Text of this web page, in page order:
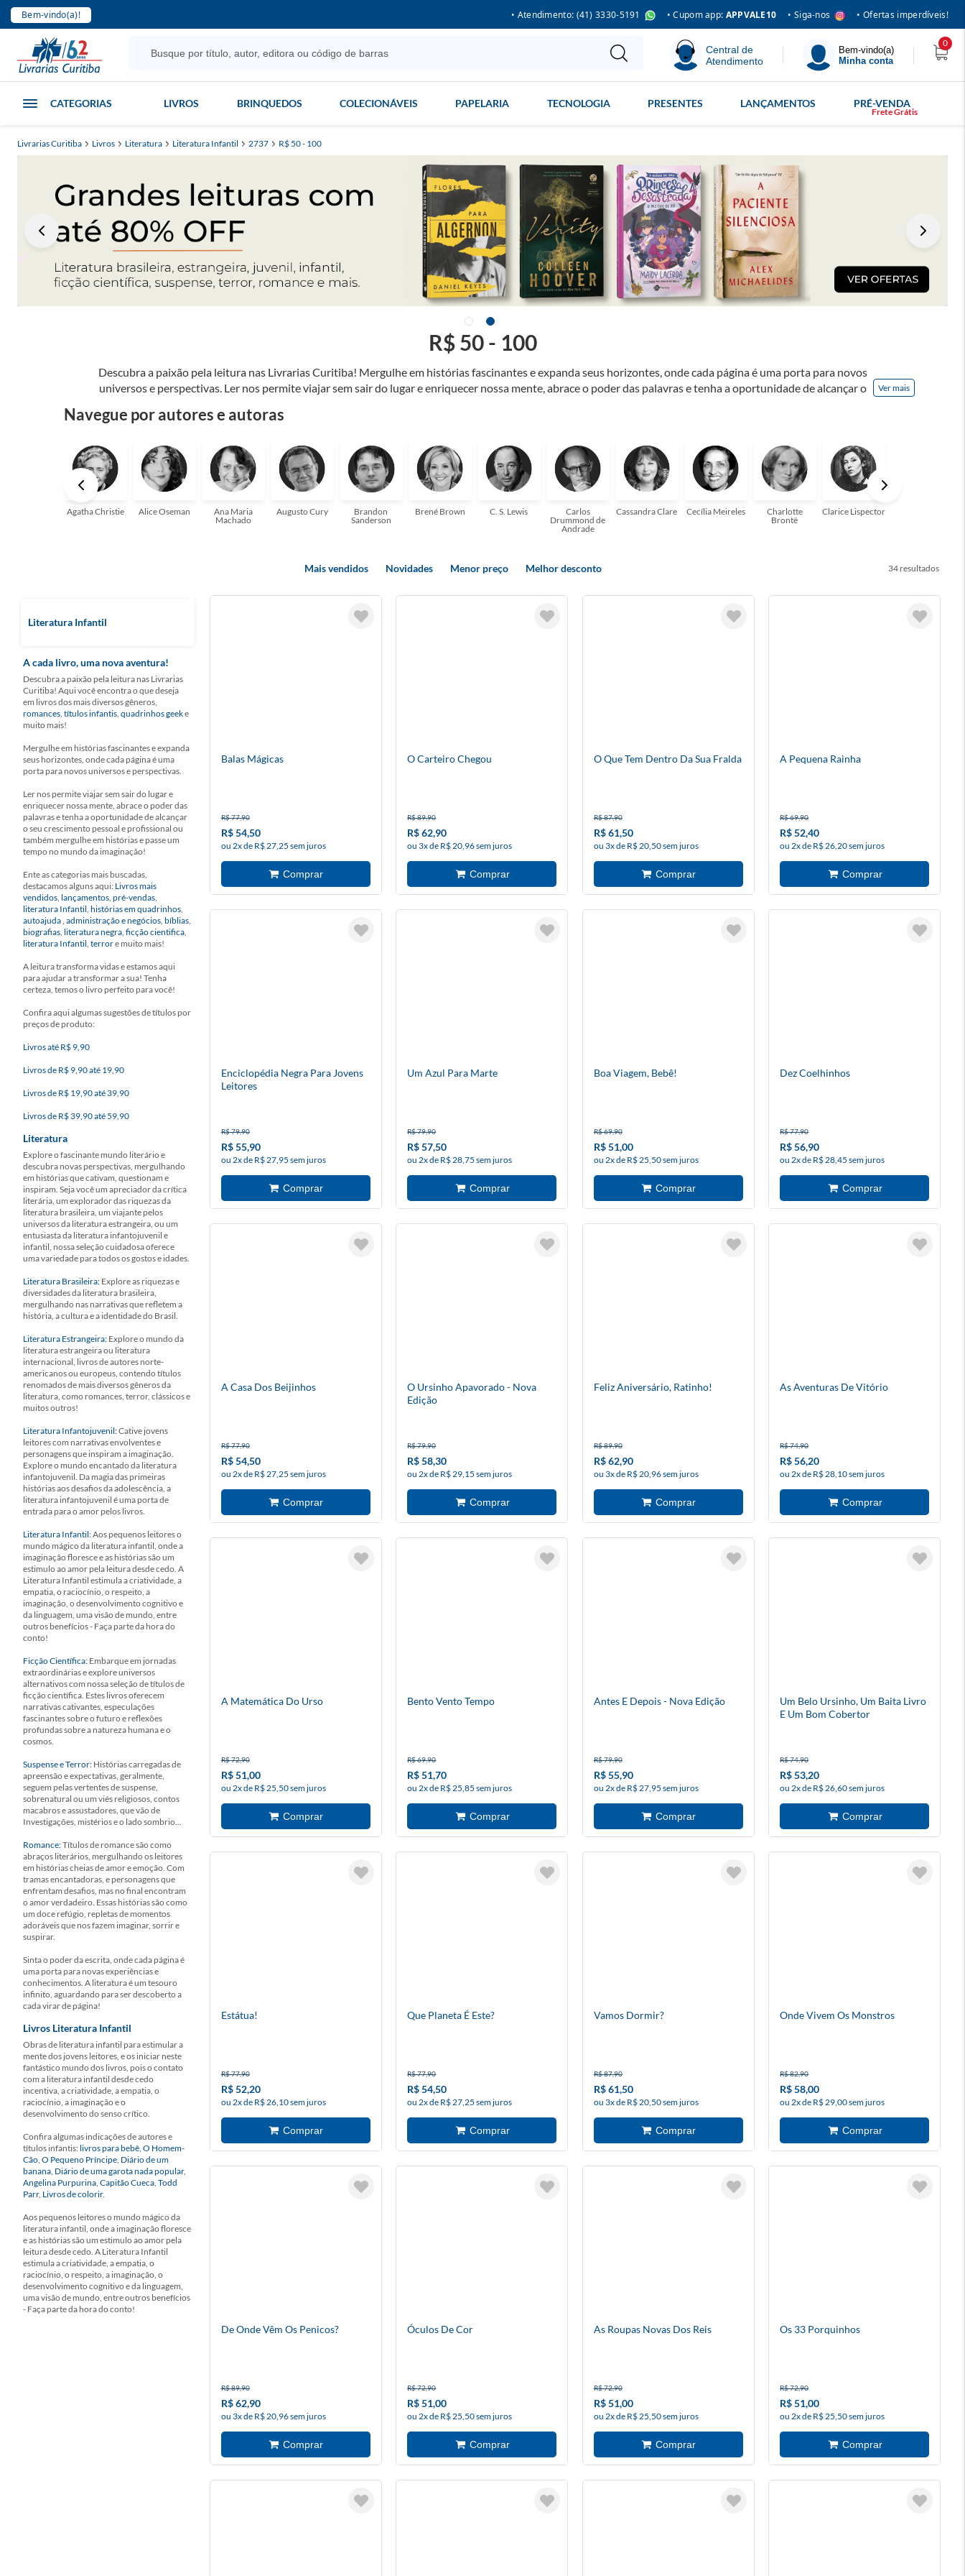
Bem-vindo(a)! • Atendimento: (41) 3330-5191 • Cupom app: APPVALE10 • Siga-nos • Ofertas imperdíveis!
Central de
Atendimento
Bem-vindo(a)
Minha conta
0
CATEGORIAS LIVROS BRINQUEDOS COLECIONÁVEIS PAPELARIA TECNOLOGIA PRESENTES LANÇAMENTOS PRÉ-VENDA
Livrarias Curitiba Livros Literatura Literatura Infantil 2737 R$ 50 - 100
Descubra a paixão pela leitura nas Livrarias Curitiba! Mergulhe em histórias fascinantes e expanda seus horizontes, onde cada página é uma porta para novos
universos e perspectivas. Ler nos permite viajar sem sair do lugar e enriquecer nossa mente, abrace o poder das palavras e tenha a oportunidade de alcançar o
aqui para ajudar a transformar a sua! Tenha certeza, temos o livro perfeito para você!
Ver mais
R$ 50 - 100
Navegue por autores e autoras
Agatha Christie Alice Oseman
Ana Maria
Machado
Augusto Cury
Brandon
Sanderson
Brené Brown C. S. Lewis
Carlos
Drummond de
Andrade
Cassandra Clare Cecília Meireles
Charlotte
Brontë
Clarice Lispector
Mais vendidos Novidades Menor preço Melhor desconto 34
Literatura Infantil
A cada livro, uma nova aventura!
Descubra a paixão pela leitura nas Livrarias
Curitiba! Aqui você encontra o que deseja
em livros dos mais diversos gêneros,
romances, títulos infantis, quadrinhos geeke
muito mais!
Mergulhe em histórias fascinantes e expanda
seus horizontes, onde cada página é uma
porta para novos universos e perspectivas.
Ler nos permite viajar sem sair do lugar e
enriquecer nossa mente, abrace o poder das
palavras e tenha a oportunidade de alcançar
o seu crescimento pessoal e profissional ou
também mergulhe em histórias e passe um
tempo no mundo da imaginação!
Ente as categorias mais buscadas,
destacamos alguns aqui: Livros mais
vendidos, lançamentos, pré-vendas,
literatura Infantil, histórias em quadrinhos,
autoajuda, administração e negócios, bíblias,
biografias, literatura negra, ficção cientifica,
literatura Infantil, terrore muito mais!
A leitura transforma vidas e estamos aqui
para ajudar a transformar a sua! Tenha
certeza, temos o livro perfeito para você!
Confira aqui algumas sugestões de títulos por
preços de produto:
Livros até R$ 9,90
Livros de R$ 9,90 até 19,90
Livros de R$ 19,90 até 39,90
Livros de R$ 39,90 até 59,90
Literatura
Explore o fascinante mundo literário e
descubra novas perspectivas, mergulhando
em histórias que cativam, questionam e
inspiram. Seja você um apreciador da crítica
literária, um explorador das riquezas da
literatura brasileira, um viajante pelos
universos da literatura estrangeira, ou um
entusiasta da literatura infantojuvenil e
infantil, nossa seleção cuidadosa oferece
uma variedade para todos os gostos e idades.
Literatura Brasileira: Explore as riquezas e
diversidades da literatura brasileira,
mergulhando nas narrativas que refletem a
história, a cultura e a identidade do Brasil.
Literatura Estrangeira: Explore o mundo da
literatura estrangeira ou literatura
internacional, livros de autores norte-
americanos ou europeus, contendo títulos
renomados de mais diversos gêneros da
literatura, como romances, terror, clássicos e
muitos outros!
Literatura Infantojuvenil:Cative jovens
leitores com narrativas envolventes e
personagens que inspiram a imaginação.
Explore o mundo encantado da literatura
infantojuvenil. Da magia das primeiras
histórias aos desafios da adolescência, a
literatura infantojuvenil é uma porta de
entrada para o amor pelos livros.
Literatura Infantil:Aos pequenos leitores o
mundo mágico da literatura infantil, onde a
imaginação floresce e as histórias são um
estimulo ao amor pela leitura desde cedo. A
Literatura Infantil estimula a criatividade, a
empatia, o raciocínio, o respeito, a
imaginação, o desenvolvimento cognitivo e
da linguagem, uma visão de mundo, entre
outros benefícios - Faça parte da hora do
conto!
Ficção Científica: Embarque em jornadas
extraordinárias e explore universos
alternativos com nossa seleção de títulos de
ficção científica. Estes livros oferecem
narrativas cativantes, especulações
fascinantes sobre o futuro e reflexões
profundas sobre a natureza humana e o
cosmos.
Suspense e Terror: Histórias carregadas de
apreensão e expectativas, geralmente,
seguem pelas vertentes de suspense,
sobrenatural ou um viés religiosos, contos
macabros e assustadores, que vão de
Investigações, mistérios e o lado sombrio...
Romance:Títulos de romance são como
abraços literários, mergulhando os leitores
em histórias cheias de amor e emoção. Com
tramas encantadoras, e personagens que
enfrentam desafios, mas no final encontram
o amor verdadeiro. Essas histórias são como
um doce refúgio, repletas de momentos
adoráveis que nos fazem imaginar, sorrir e
suspirar.
Sinta o poder da escrita, onde cada página é
uma porta para novas experiências e
conhecimentos. A literatura é um tesouro
infinito, aguardando para ser descoberto a
cada virar de página!
Livros Literatura Infantil
Obras de literatura infantil para estimular a
mente dos jovens leitores, e os iniciar neste
fantástico mundo dos livros, pois o contato
com a literatura infantil desde cedo
incentiva, a criatividade, a empatia, o
raciocínio, a imaginação e o
desenvolvimento do senso crítico.
Confira algumas indicações de autores e
títulos infantis: livros para bebê, O Homem-
Cão, O Pequeno Príncipe, Diário de um
banana, Diário de uma garota nada popular,
Angelina Purpurina, Capitão Cueca, Todd
Parr, Livros de colorir.
Aos pequenos leitores o mundo mágico da
literatura infantil, onde a imaginação floresce
e as histórias são um estimulo ao amor pela
leitura desde cedo. A Literatura Infantil
estimula a criatividade, a empatia, o
raciocínio, o respeito, a imaginação, o
desenvolvimento cognitivo e da linguagem,
uma visão de mundo, entre outros benefícios
- Faça parte da hora do conto!
Balas Mágicas
R$ 77,90
R$ 54,50
ou 2x de R$ 27,25 sem juros
O Carteiro Chegou
R$ 89,90
R$ 62,90
ou 3x de R$ 20,96 sem juros
O Que Tem Dentro Da Sua Fralda
R$ 87,90
R$ 61,50
ou 3x de R$ 20,50 sem juros
A Pequena Rainha
R$ 69,90
R$ 52,40
ou 2x de R$ 26,20 sem juros
Enciclopédia Negra Para Jovens
Leitores
R$ 79,90
R$ 55,90
ou 2x de R$ 27,95 sem juros
Um Azul Para Marte
R$ 79,90
R$ 57,50
ou 2x de R$ 28,75 sem juros
Boa Viagem, Bebê!
R$ 69,90
R$ 51,00
ou 2x de R$ 25,50 sem juros
Dez Coelhinhos
R$ 77,90
R$ 56,90
ou 2x de R$ 28,45 sem juros
A Casa Dos Beijinhos
R$ 77,90
R$ 54,50
ou 2x de R$ 27,25 sem juros
O Ursinho Apavorado - Nova
Edição
R$ 79,90
R$ 58,30
ou 2x de R$ 29,15 sem juros
Feliz Aniversário, Ratinho!
R$ 89,90
R$ 62,90
ou 3x de R$ 20,96 sem juros
As Aventuras De Vitório
R$ 74,90
R$ 56,20
ou 2x de R$ 28,10 sem juros
A Matemática Do Urso
R$ 72,90
R$ 51,00
ou 2x de R$ 25,50 sem juros
Bento Vento Tempo
R$ 69,90
R$ 51,70
ou 2x de R$ 25,85 sem juros
Antes E Depois - Nova Edição
R$ 79,90
R$ 55,90
ou 2x de R$ 27,95 sem juros
Um Belo Ursinho, Um Baita Livro
E Um Bom Cobertor
R$ 74,90
R$ 53,20
ou 2x de R$ 26,60 sem juros
Estátua!
R$ 77,90
R$ 52,20
ou 2x de R$ 26,10 sem juros
Que Planeta É Este?
R$ 77,90
R$ 54,50
ou 2x de R$ 27,25 sem juros
Vamos Dormir?
R$ 87,90
R$ 61,50
ou 3x de R$ 20,50 sem juros
Onde Vivem Os Monstros
R$ 82,90
R$ 58,00
ou 2x de R$ 29,00 sem juros
De Onde Vêm Os Penicos?
R$ 89,90
R$ 62,90
ou 3x de R$ 20,96 sem juros
Óculos De Cor
R$ 72,90
R$ 51,00
ou 2x de R$ 25,50 sem juros
As Roupas Novas Dos Reis
R$ 72,90
R$ 51,00
ou 2x de R$ 25,50 sem juros
Os 33 Porquinhos
R$ 72,90
R$ 51,00
ou 2x de R$ 25,50 sem juros